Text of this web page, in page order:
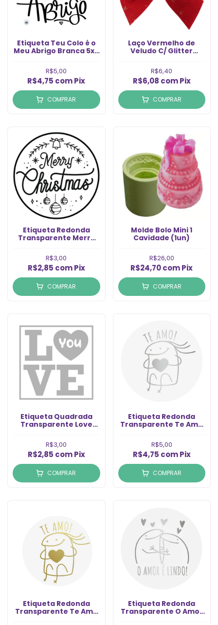
Etiqueta Teu Colo é o
Meu Abrigo Branca 5x5
R$5,00
R$4,75 comPix
COMPRAR
Laço Vermelho de
Veludo C/ Glitter
6,5x6cm
R$6,40
R$6,08 com Pix
COMPRAR
Etiqueta Redonda
Transparente Merry
R$3,00
R$2,85 com Pix
COMPRAR
Molde Bolo Mini 1
Cavidade (1un)
R$26,00
R$24,70comPix
COMPRAR
Etiqueta Quadrada
Transparente Love
R$3,00
R$2,85 com Pix
COMPRAR
Etiqueta Redonda
Transparente Te Amo
R$5,00
R$4,75 com Pix
COMPRAR
Etiqueta Redonda
Transparente Te Amo
Etiqueta Redonda
Transparente O Amor